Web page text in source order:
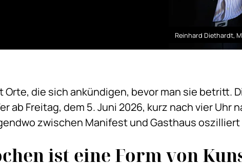
Reinhard Diethardt,
Orte, die sich ankündigen, bevor man sie betritt.
ab Freitag, dem 5. Juni 2026, kurz nach vier
zwischen Manifest und Gasthaus
ist eine Form von